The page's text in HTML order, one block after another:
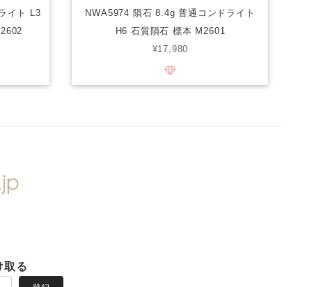
イト L3
NWA5974 隕石 8.4g 普通コンドライト
H6 石質隕石 標本 M2601
¥17,980
取る